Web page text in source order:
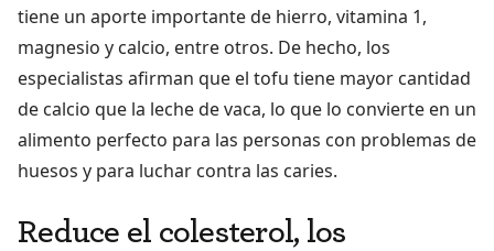
tiene un aporte importante de hierro, vitamina 1,
magnesio y calcio, entre otros. De hecho, los
especialistas afirman que el tofu tiene mayor cantidad
de calcio que la leche de vaca, lo que lo convierte en un
alimento perfecto para las personas con problemas de
huesos y para luchar contra las caries.
Reduce el colesterol, los